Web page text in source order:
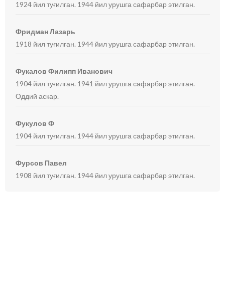
1924 йил туғилган. 1944 йил урушга сафарбар этилган.
Фридман Лазарь
1918 йил туғилган. 1944 йил урушга сафарбар этилган.
Фукалов Филипп Иванович
1904 йил туғилган. 1941 йил урушга сафарбар этилган.
Оддий аскар.
Фукулов Ф
1904 йил туғилган. 1944 йил урушга сафарбар этилган.
Фурсов Павел
1908 йил туғилган. 1944 йил урушга сафарбар этилган.